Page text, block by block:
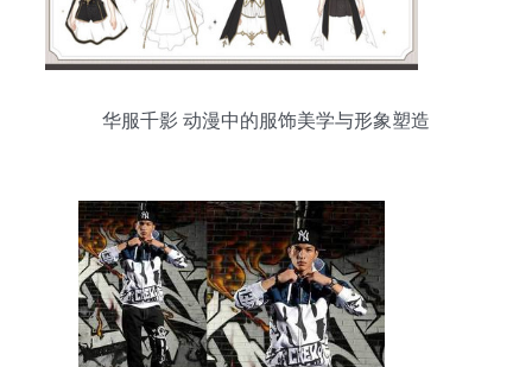
华服千影 动漫中的服饰美学与形象塑造